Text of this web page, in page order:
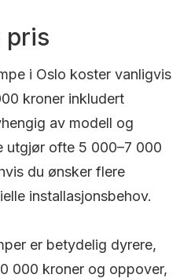
pris
i Oslo koster vanligvis
kroner inkludert
av modell og
utgjør ofte 5 000–7 000
du ønsker flere
installasjonsbehov.
er betydelig dyrere,
000 kroner og oppover,